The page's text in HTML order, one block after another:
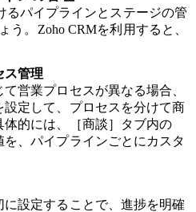
るパイプラインとステージの管
う。Zoho CRMを利用すると、
ス管理
営業プロセスが異なる場合、
定して、プロセスを分けて商
的には、［商談］タブ内の
を、パイプラインごとにカスタ
設定することで、進捗を明確